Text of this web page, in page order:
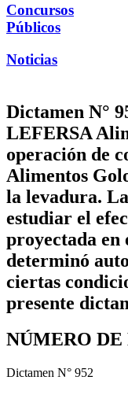
Concursos
Públicos
Noticias
Dictamen N°
LEFERSA
operación de
Alimentos
la levadura.
estudiar el
proyectada en
determinó
ciertas
presente
NÚMERO
Dictamen N° 952